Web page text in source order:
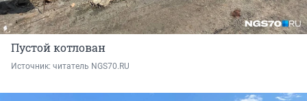
Пустой котлован
Источник: читатель NGS70.RU